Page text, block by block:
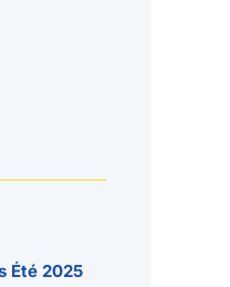
Été 2025